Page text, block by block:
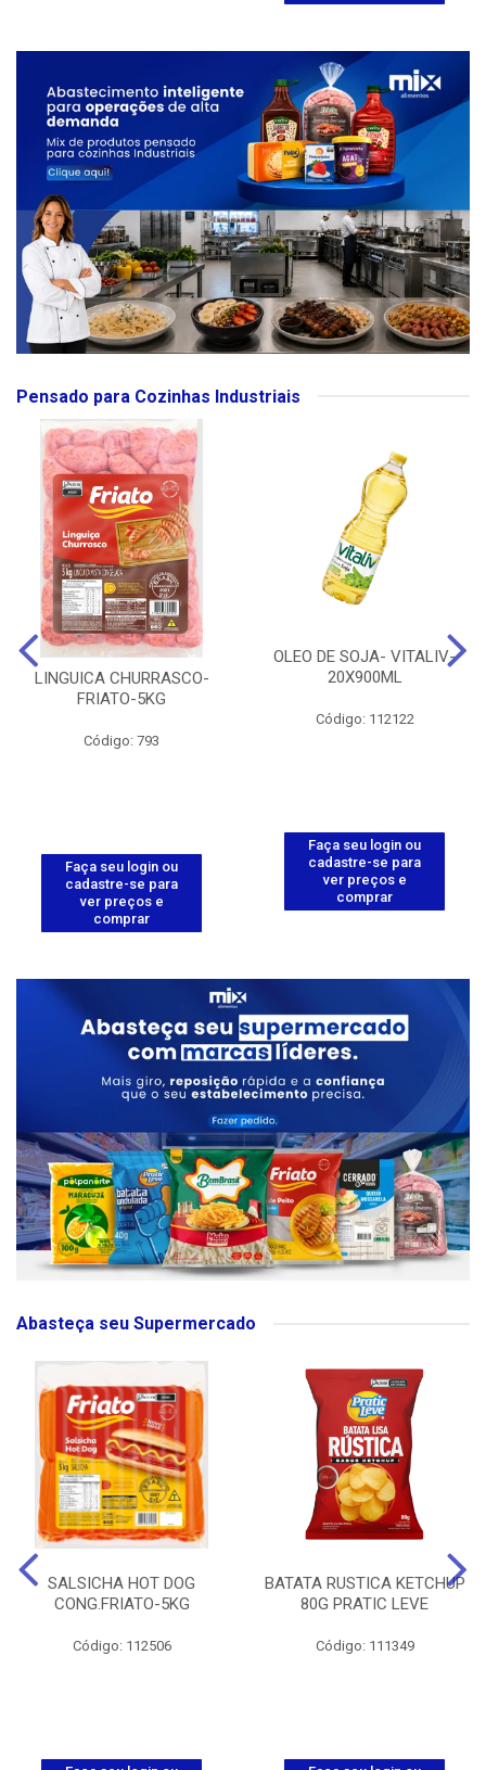
Pensado para Cozinhas Industriais
LINGUICA CHURRASCO-
FRIATO-5KG
Código: 793
Faça seu login ou
cadastre-se para
ver preços e
comprar
OLEO DE SOJA- VITALIV-
20X900ML
Código: 112122
Faça seu login ou
cadastre-se para
ver preços e
comprar
Abasteça seu Supermercado
SALSICHA HOT DOG
CONG.FRIATO-5KG
Código: 112506
BATATA RUSTICA KETCHUP
80G PRATIC LEVE
Código: 111349